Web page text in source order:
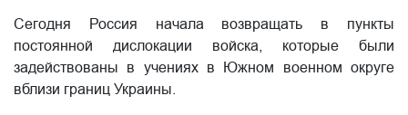
Сегодня Россия начала возвращать в пункты
постоянной дислокации войска, которые были
задействованы в учениях в Южном военном округе
вблизи границ Украины.